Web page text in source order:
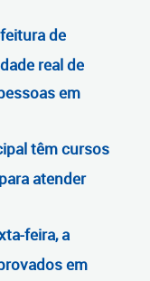
de
real de
em
têm cursos
atender
feira, a
em